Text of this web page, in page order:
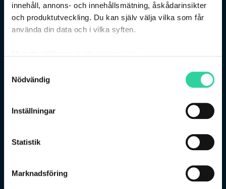
innehåll, annons- och innehållsmätning, åskådarinsikter
och produktutveckling. Du kan själv välja vilka som får
använda din data och i vilka syften.
som kan ha en noggrannhet på upp till flera meter
Ta reda på mer om hur dina personliga uppgifter
Du kan ändra eller dra tillbaka ditt samtycke när som
Vi använder enhetsidentifierare för att anpassa innehållet
Nödvändig
Inställningar
Statistik
Marknadsföring
Stålgatan 10, 754 50 Uppsala
Verkstad
Följ oss på sociala medier:
Bilar